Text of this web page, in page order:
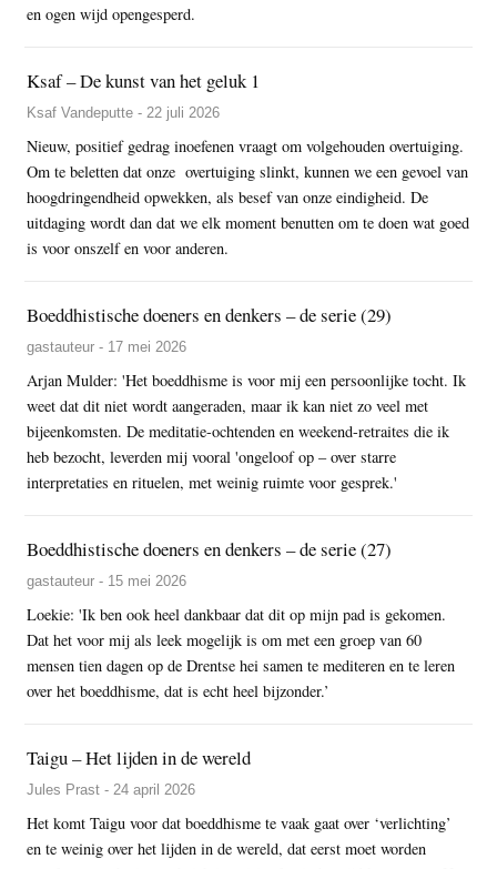
en ogen wijd opengesperd.
Ksaf – De kunst van het geluk 1
Ksaf Vandeputte - 22 juli 2026
Nieuw, positief gedrag inoefenen vraagt om volgehouden overtuiging.
Om te beletten dat onze overtuiging slinkt, kunnen we een gevoel van
hoogdringendheid opwekken, als besef van onze eindigheid. De
uitdaging wordt dan dat we elk moment benutten om te doen wat goed
is voor onszelf en voor anderen.
Boeddhistische doeners en denkers – de serie (29)
gastauteur - 17 mei 2026
Arjan Mulder: 'Het boeddhisme is voor mij een persoonlijke tocht. Ik
weet dat dit niet wordt aangeraden, maar ik kan niet zo veel met
bijeenkomsten. De meditatie-ochtenden en weekend-retraites die ik
heb bezocht, leverden mij vooral 'ongeloof op – over starre
interpretaties en rituelen, met weinig ruimte voor gesprek.'
Boeddhistische doeners en denkers – de serie (27)
gastauteur - 15 mei 2026
Loekie: 'Ik ben ook heel dankbaar dat dit op mijn pad is gekomen.
Dat het voor mij als leek mogelijk is om met een groep van 60
mensen tien dagen op de Drentse hei samen te mediteren en te leren
over het boeddhisme, dat is echt heel bijzonder.’
Taigu – Het lijden in de wereld
Jules Prast - 24 april 2026
Het komt Taigu voor dat boeddhisme te vaak gaat over ‘verlichting’
en te weinig over het lijden in de wereld, dat eerst moet worden